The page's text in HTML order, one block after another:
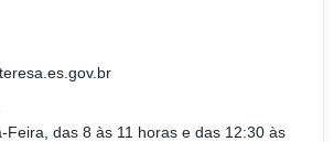
Feira, das 8 às 11 horas e das 12:30 às